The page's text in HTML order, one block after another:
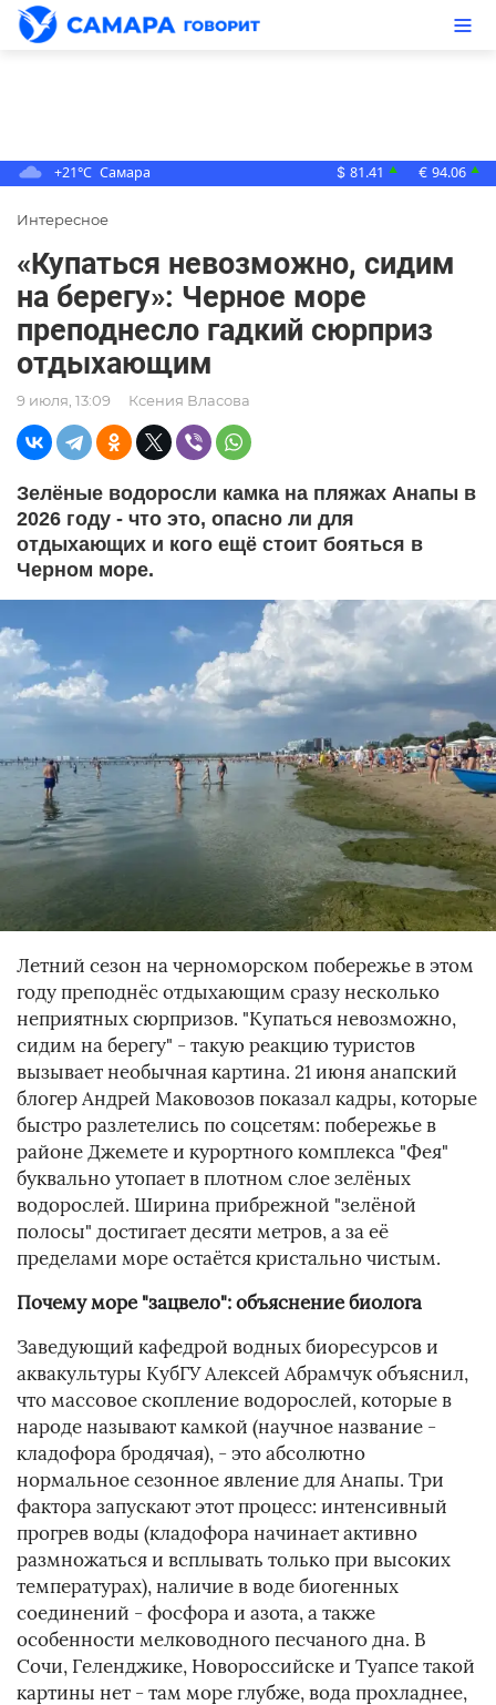
+21°C Самара $ 81.41 ▲ € 94.06 ▲
Интересное
«Купаться невозможно, сидим
на берегу»: Черное море
преподнесло гадкий сюрприз
отдыхающим
9 июля, 13:09 Ксения Власова
Зелёные водоросли камка на пляжах Анапы в
2026 году - что это, опасно ли для
отдыхающих и кого ещё стоит бояться в
Черном море.
Летний сезон на черноморском побережье в этом
году преподнёс отдыхающим сразу несколько
неприятных сюрпризов. "Купаться невозможно,
сидим на берегу" - такую реакцию туристов
вызывает необычная картина. 21 июня анапский
блогер Андрей Маковозов показал кадры, которые
быстро разлетелись по соцсетям: побережье в
районе Джемете и курортного комплекса "Фея"
буквально утопает в плотном слое зелёных
водорослей. Ширина прибрежной "зелёной
полосы" достигает десяти метров, а за её
пределами море остаётся кристально чистым.
Почему море "зацвело": объяснение биолога
Заведующий кафедрой водных биоресурсов и
аквакультуры КубГУ Алексей Абрамчук объяснил,
что массовое скопление водорослей, которые в
народе называют камкой (научное название -
кладофора бродячая), - это абсолютно
нормальное сезонное явление для Анапы. Три
фактора запускают этот процесс: интенсивный
прогрев воды (кладофора начинает активно
размножаться и всплывать только при высоких
температурах), наличие в воде биогенных
соединений - фосфора и азота, а также
особенности мелководного песчаного дна. В
Сочи, Геленджике, Новороссийске и Туапсе такой
картины нет - там море глубже, вода прохладнее,